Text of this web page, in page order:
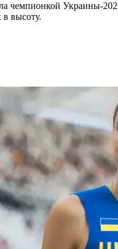
чемпионкой Украины-
высоту.